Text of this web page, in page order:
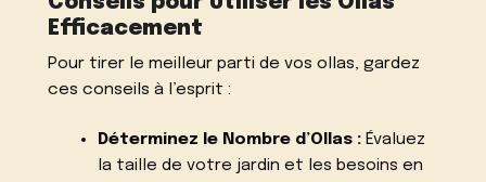
Efficacement
Pour tirer le meilleur parti de vos ollas, gardez
ces conseils à l’esprit :
Déterminez le Nombre d’Ollas :Évaluez
la taille de votre jardin et les besoins en